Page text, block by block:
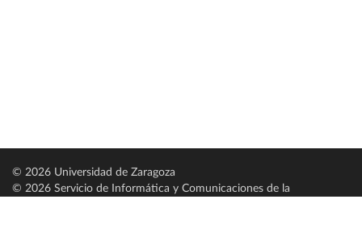
© 2026 Universidad de Zaragoza
© 2026 Servicio de Informática y Comunicaciones de la